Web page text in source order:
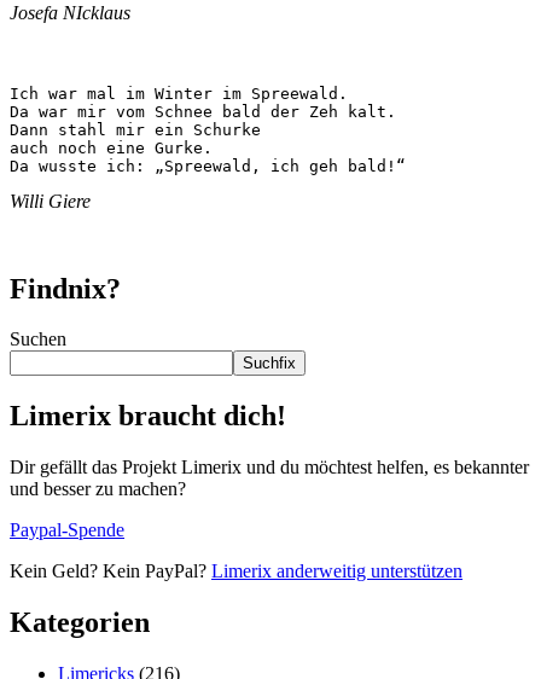
Josefa NIcklaus
Ich war mal im Winter im Spreewald.
Da war mir vom Schnee bald der Zeh kalt.
Dann stahl mir ein Schurke
auch noch eine Gurke.
Da wusste ich: „Spreewald, ich geh bald!“
Willi Giere
Findnix?
Suchen
Suchfix
Limerix braucht dich!
Dir gefällt das Projekt Limerix und du möchtest helfen, es bekannter
und besser zu machen?
Paypal-Spende
Kein Geld? Kein PayPal? Limerix anderweitig unterstützen
Kategorien
Limericks (216)